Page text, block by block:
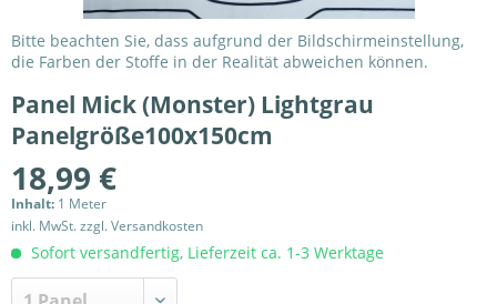
Bitte beachten Sie, dass aufgrund der Bildschirmeinstellung,
die Farben der Stoffe in der Realität abweichen können.
Panel Mick (Monster) Lightgrau
Panelgröße100x150cm
18,99 €
Inhalt: 1 Meter
inkl. MwSt.zzgl. Versandkosten
Sofort versandfertig, Lieferzeit ca. 1-3 Werktage